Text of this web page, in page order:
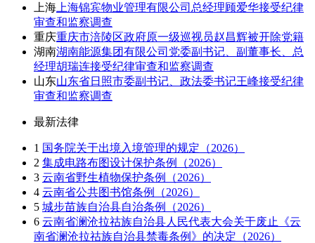
上海 上海锦宾物业管理有限公司总经理顾爱华接受纪律
审查和监察调查
重庆重庆市涪陵区政府原一级巡视员赵昌辉被开除党籍
湖南湖南能源集团有限公司党委副书记、副董事长、总
经理胡瑞连接受纪律审查和监察调查
山东山东省日照市委副书记、政法委书记王峰接受纪律
审查和监察调查
最新法律
1 国务院关于出境入境管理的规定（2026）
2 集成电路布图设计保护条例（2026）
3 云南省野生植物保护条例（2026）
4 云南省公共图书馆条例（2026）
5 城步苗族自治县自治条例（2026）
6 云南省澜沧拉祜族自治县人民代表大会关于废止《云
南省澜沧拉祜族自治县禁毒条例》的决定（2026）